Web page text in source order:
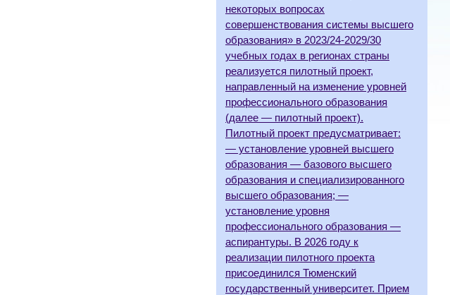
некоторых вопросах
совершенствования системы высшего
образования» в 2023/24-2029/30
учебных годах в регионах страны
реализуется пилотный проект,
направленный на изменение уровней
профессионального образования
(далее — пилотный проект).
Пилотный проект предусматривает:
— установление уровней высшего
образования — базового высшего
образования и специализированного
высшего образования; —
установление уровня
профессионального образования —
аспирантуры. В 2026 году к
реализации пилотного проекта
присоединился Тюменский
государственный университет. Прием